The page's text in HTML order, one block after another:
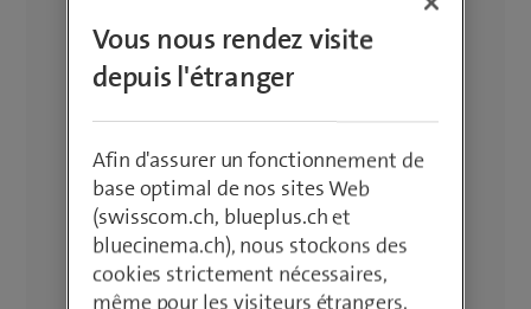
Vous nous rendez visite
depuis l'étranger
Afin d'assurer un fonctionnement de
base optimal de nos sites Web
(swisscom.ch, blueplus.ch et
bluecinema.ch), nous stockons des
cookies strictement nécessaires,
même pour les visiteurs étrangers.